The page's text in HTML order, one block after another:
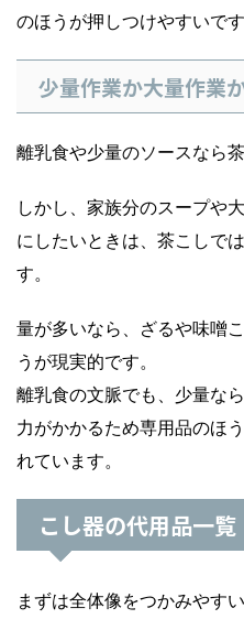
のほうが押しつけやすいです
少量作業か大量作業
離乳食や少量のソースなら
しかし、家族分のスープや
にしたいときは、茶こしで
す。
量が多いなら、ざるや味噌
うが現実的です。
離乳食の文脈でも、少量な
力がかかるため専用品のほ
れています。
こし器の代用品一覧
まずは全体像をつかみやす